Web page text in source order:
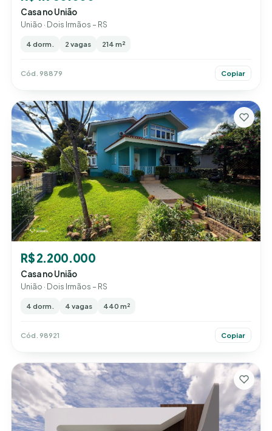
Casa no União
União · Dois Irmãos – RS
4 dorm. 2 vagas 214 m²
Cód. 98879 Copiar
R$ 2.200.000
Casa no União
União · Dois Irmãos – RS
4 dorm. 4 vagas 440 m²
Cód. 98921 Copiar